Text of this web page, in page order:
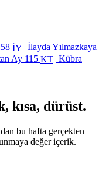
İY İlayda Yılmazkaya
Ay 115 KT Kübra
kısa, dürüst.
bu hafta gerçekten
değer içerik.